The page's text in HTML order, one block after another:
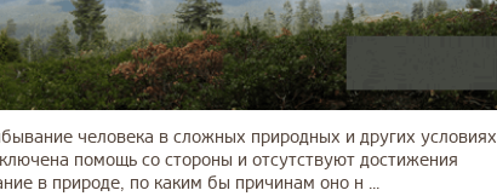
человека в сложных природных и других условиях
помощь со стороны и отсутствуют достижения
в природе, по каким бы причинам оно н ...